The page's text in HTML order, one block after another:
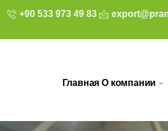
+90 533 973 49 83
Главная О компании